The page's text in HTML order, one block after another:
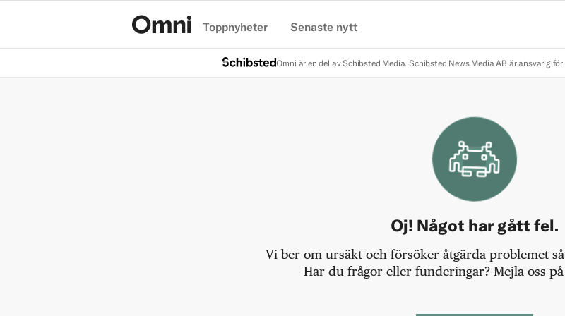
Toppnyheter Senaste nytt
Omni är en del av Schibsted Media. Schibsted News Media AB är ansvarig
Oj! Något har gått fel.
Vi ber om ursäkt och försöker åtgärda problemet
Har du frågor eller funderingar? Mejla oss